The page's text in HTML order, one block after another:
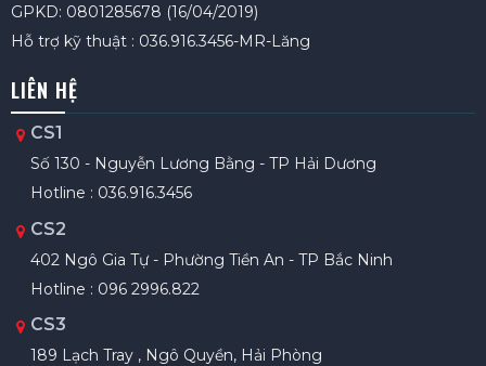
GPKD: 0801285678 (16/04/2019)
Hỗ trợ kỹ thuật : 036.916.3456-MR-Lăng
LIÊN HỆ
CS1
Số 130 - Nguyễn Lương Bằng - TP Hải Dương
Hotline : 036.916.3456
CS2
402 Ngô Gia Tự - Phường Tiền An - TP Bắc Ninh
Hotline : 096 2996.822
CS3
189 Lạch Tray , Ngô Quyền, Hải Phòng